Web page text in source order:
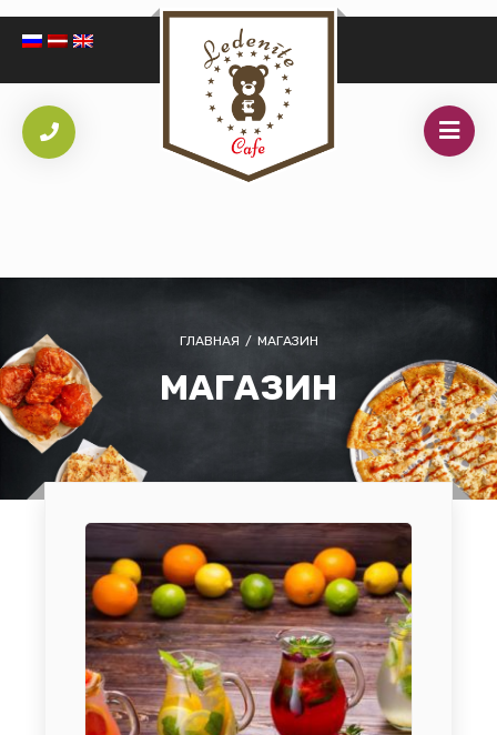
ГЛАВНАЯ / МАГАЗИН
МАГАЗИН